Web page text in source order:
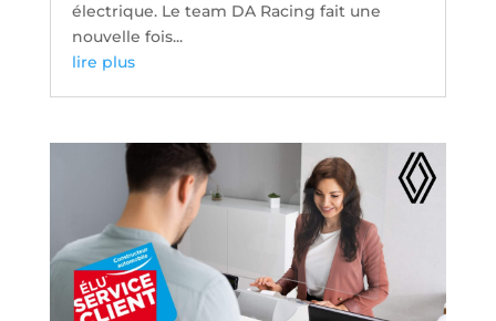
électrique. Le team DA Racing fait une
nouvelle fois...
lire plus